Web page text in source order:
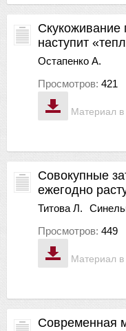
Материал в
Скукоживание
наступит
Остапенко А.
Просмотров: 421
Материал в
Совокупные
ежегодно
Титова Л.
Просмотров: 449
Современная